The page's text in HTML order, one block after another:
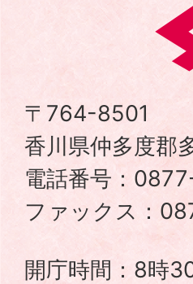
多
度
町
〒764-8501
香川県仲多度郡
電話番号：
ファックス：
開庁時間：8時